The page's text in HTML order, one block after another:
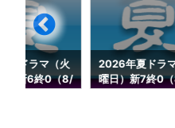
夏ドラマ（火
1新6終0（8/
2026年夏ドラ
曜日）新7終0